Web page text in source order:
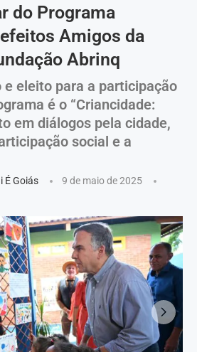
do Programa
Amigos da
Abrinq
eleito para a participação
é o “Criancidade:
em diálogos pela cidade,
social e a
É Goiás
9 de maio de 2025